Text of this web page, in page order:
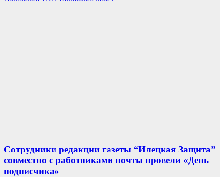
Сотрудники редакции газеты “Илецкая Защита”
совместно с работниками почты провели «День
подписчика»